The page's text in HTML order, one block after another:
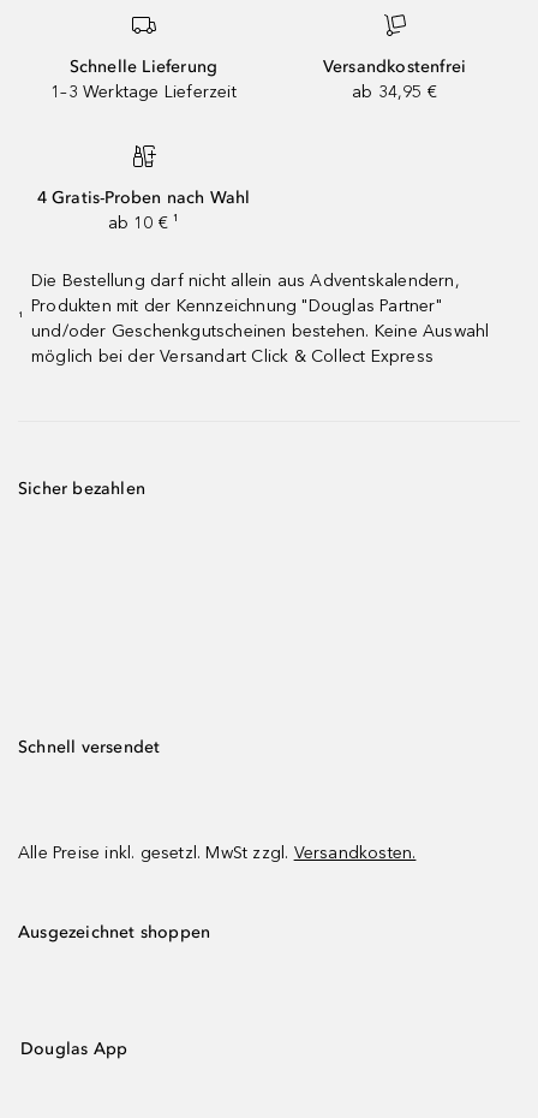
Schnelle Lieferung
1–3 Werktage Lieferzeit
Versandkostenfrei
ab 34,95 €
4 Gratis-Proben nach Wahl
ab 10 € ¹
¹
Die Bestellung darf nicht allein aus Adventskalendern,
Produkten mit der Kennzeichnung "Douglas Partner"
und/oder Geschenkgutscheinen bestehen. Keine Auswahl
möglich bei der Versandart Click & Collect Express
Sicher bezahlen
Schnell versendet
Alle Preise inkl. gesetzl. MwSt zzgl. Versandkosten.
Ausgezeichnet shoppen
Douglas App